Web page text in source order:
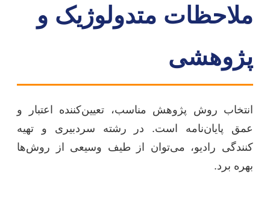
ملاحظات متدولوژیک و
پژوهشی
انتخاب روش پژوهش مناسب، تعیین‌کننده اعتبار و
عمق پایان‌نامه است. در رشته سردبیری و تهیه
کنندگی رادیو، می‌توان از طیف وسیعی از روش‌ها
بهره برد.